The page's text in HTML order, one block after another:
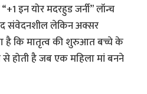
इन योर मदरहुड जर्नी” लॉन्च
संवेदनशील लेकिन अक्सर
है कि मातृत्व की शुरुआत बच्चे के
होती है जब एक महिला मां बनने